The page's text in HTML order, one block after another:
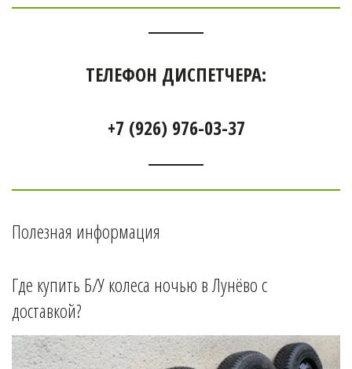
ТЕЛЕФОН ДИСПЕТЧЕРА:
+7 (926) 976-03-37
Полезная информация
Где купить Б/У колеса ночью в Лунёво с
доставкой?